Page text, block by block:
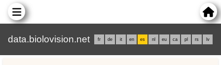
data.biolovision.net fr de it en es nl eu ca pl rs lv